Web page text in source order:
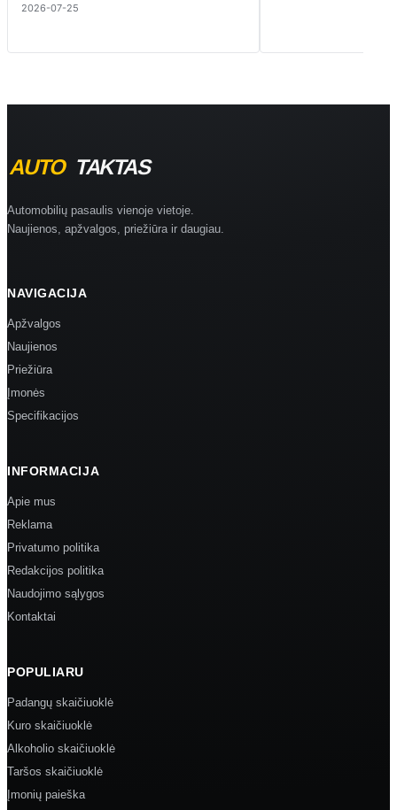
2026-07-25
Automobilių pasaulis vienoje vietoje.
Naujienos, apžvalgos, priežiūra ir daugiau.
NAVIGACIJA
Apžvalgos
Naujienos
Priežiūra
Įmonės
Specifikacijos
INFORMACIJA
Apie mus
Reklama
Privatumo politika
Redakcijos politika
Naudojimo sąlygos
Kontaktai
POPULIARU
Padangų skaičiuoklė
Kuro skaičiuoklė
Alkoholio skaičiuoklė
Taršos skaičiuoklė
Įmonių paieška